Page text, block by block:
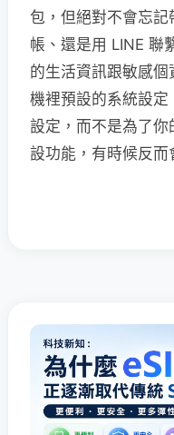
包，但絕對不會忘
帳、還是用 LINE 聯
的生活資訊跟敏感
機裡預設的系統設
設定，而不是為了
設功能，有時候反而